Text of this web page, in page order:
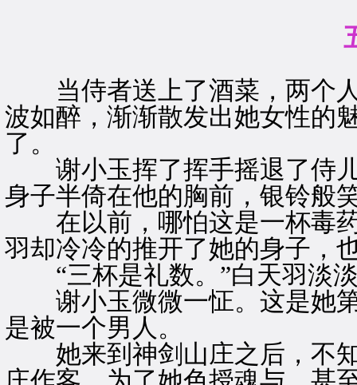
当侍者送上了酒菜，两个人
波如醉，渐渐散发出她女性的
了。
谢小玉挥了挥手摇退了侍儿
身子半倚在他的胸前，银铃般
在以前，哪怕这是一杯毒药
羽却冷冷的推开了她的身子，
“三杯是礼数。”白天羽淡淡
谢小玉微微一怔。这是她第
是被一个男人。
她来到神剑山庄之后，不知